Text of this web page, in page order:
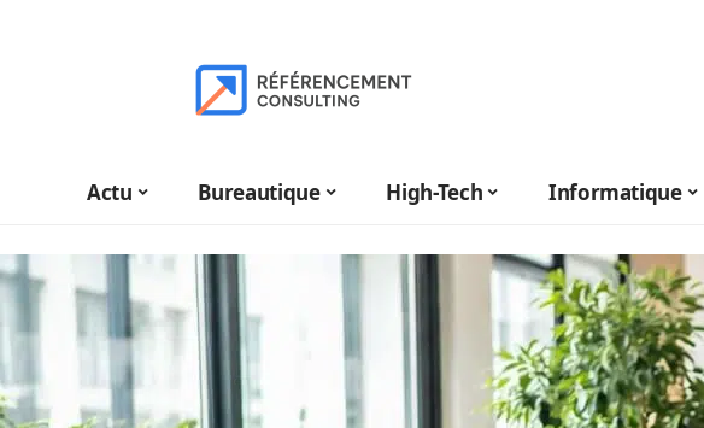
Actu Bureautique High-Tech Informatique